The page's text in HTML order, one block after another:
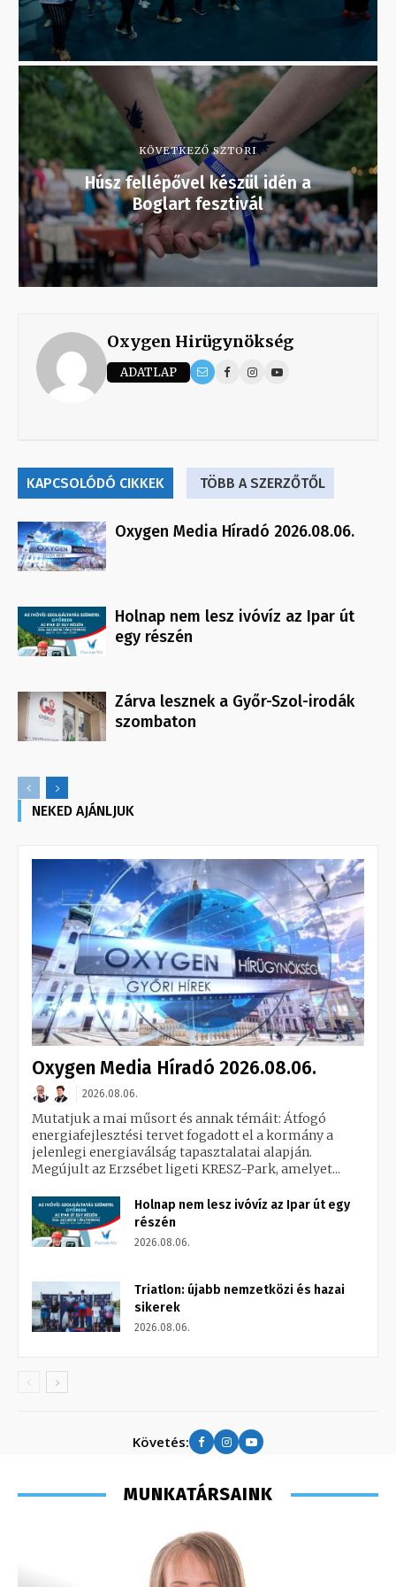
KÖVETKEZŐ SZTORI
Húsz fellépővel készül idén a
Boglart fesztivál
Oxygen Hirügynökség
ADATLAP
KAPCSOLÓDÓ CIKKEK TÖBB A SZERZŐTŐL
Oxygen Media Híradó 2026.08.06.
Holnap nem lesz ivóvíz az Ipar út
egy részén
Zárva lesznek a Győr-Szol-irodák
szombaton
NEKED AJÁNLJUK
Oxygen Media Híradó 2026.08.06.
2026.08.06.
Mutatjuk a mai műsort és annak témáit: Átfogó
energiafejlesztési tervet fogadott el a kormány a
jelenlegi energiaválság tapasztalatai alapján.
Megújult az Erzsébet ligeti KRESZ-Park, amelyet...
Holnap nem lesz ivóvíz az Ipar út egy
részén
2026.08.06.
Triatlon: újabb nemzetközi és hazai
sikerek
2026.08.06.
Követés:
MUNKATÁRSAINK